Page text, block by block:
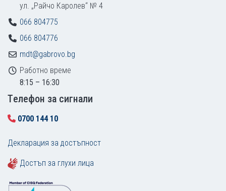
ул. „Райчо Каролев“ № 4
066 804775
066 804776
mdt@gabrovo.bg
Работно време
8:15 – 16:30
Tелефон за сигнали
0700 144 10
Декларация за достъпност
Достъп за глухи лица